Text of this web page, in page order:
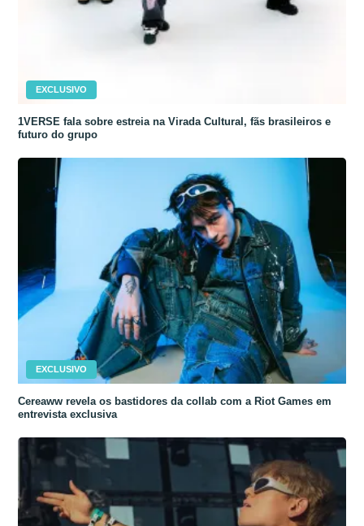
EXCLUSIVO
1VERSE fala sobre estreia na Virada Cultural, fãs brasileiros e
futuro do grupo
EXCLUSIVO
Cereaww revela os bastidores da collab com a Riot Games em
entrevista exclusiva